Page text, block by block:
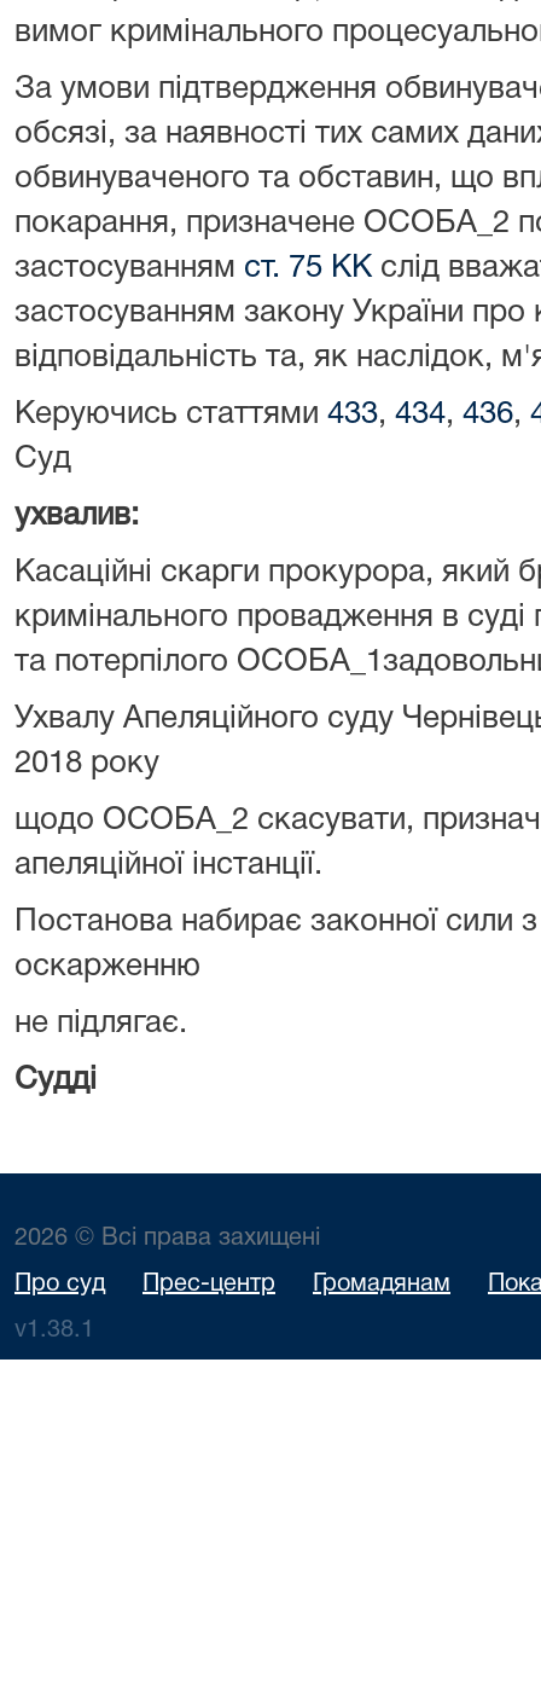
вимог кримінального
За умови підтвердження
обсязі, за наявності тих самих
обвинуваченого та обставин, що
покарання, призначене ОСОБА_2
застосуванням ст. 75 ККслід
застосуванням закону України про
відповідальність та, як наслідок,
Керуючись статтями 433, 434, 436,
Суд
ухвалив:
Касаційні скарги прокурора, який
кримінального провадження в суді
та потерпілого
Ухвалу Апеляційного суду
2018 року
щодо ОСОБА_2 скасувати,
апеляційної інстанції.
Постанова набирає законної
оскарженню
не підлягає.
Судді
2026 © Всі права захищені
Про суд Прес-центр Громадянам
v1.38.1